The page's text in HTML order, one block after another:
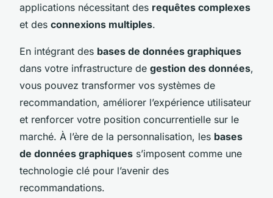
applications nécessitant des requêtes complexes
et des connexions multiples.
En intégrant des bases de données graphiques
dans votre infrastructure de gestion des données,
vous pouvez transformer vos systèmes de
recommandation, améliorer l’expérience utilisateur
et renforcer votre position concurrentielle sur le
marché. À l’ère de la personnalisation, les bases
de données graphiques s’imposent comme une
technologie clé pour l’avenir des
recommandations.